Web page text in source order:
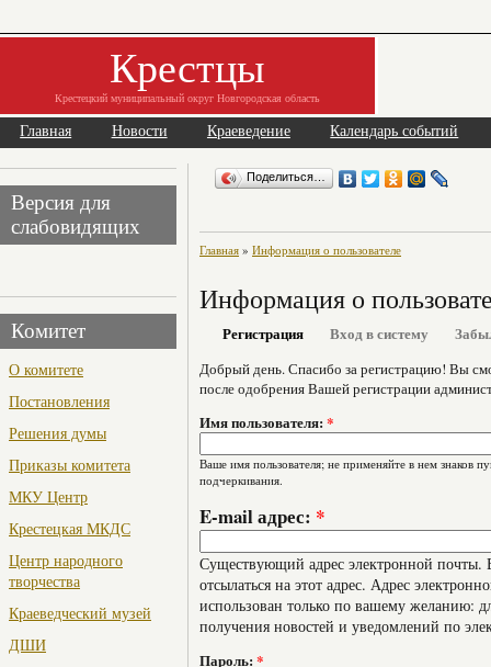
Крестцы
Крестецкий муниципальный округ Новгородская область
Главная Новости Краеведение Календарь событий
Версия для
слабовидящих
Комитет
О комитете
Постановления
Решения думы
Приказы комитета
МКУ Центр
Крестецкая МКДС
Центр народного
творчества
Краеведческий музей
ДШИ
Поделиться…
Главная » Информация о пользователе
Информация о
Регистрация Вход в систему
Добрый день. Спасибо за регистрацию! Вы
после одобрения Вашей регистрации
Имя пользователя: *
Ваше имя пользователя; не применяйте в нем знаков
подчеркивания.
E-mail адрес: *
Существующий адрес электронной почты.
отсылаться на этот адрес. Адрес
использован только по вашему желанию:
получения новостей и уведомлений по
Пароль: *